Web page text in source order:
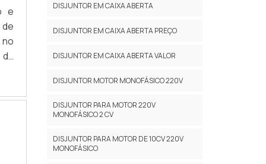
e
DISJUNTOR EM CAIXA ABERTA
DISJUNTOR EM CAIXA ABERTA PREÇO
DISJUNTOR EM CAIXA ABERTA VALOR
DISJUNTOR MOTOR MONOFÁSICO 220V
DISJUNTOR PARA MOTOR 220V
MONOFÁSICO 2 CV
DISJUNTOR PARA MOTOR DE 10CV 220V
MONOFÁSICO